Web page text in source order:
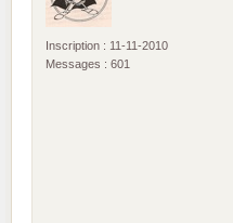
Inscription : 11-11-2010
Messages : 601